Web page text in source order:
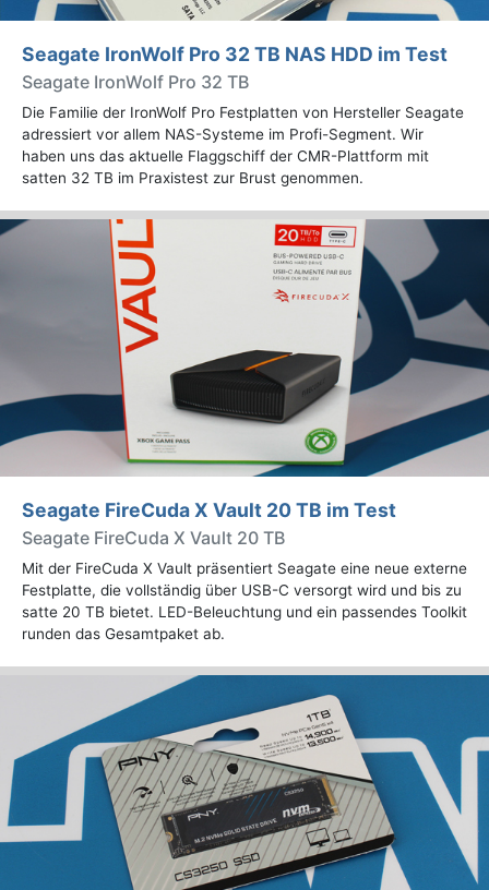
Seagate IronWolf Pro 32 TB NAS HDD im Test
Seagate IronWolf Pro 32 TB
Die Familie der IronWolf Pro Festplatten von Hersteller Seagate
adressiert vor allem NAS-Systeme im Profi-Segment. Wir
haben uns das aktuelle Flaggschiff der CMR-Plattform mit
satten 32 TB im Praxistest zur Brust genommen.
Seagate FireCuda X Vault 20 TB im Test
Seagate FireCuda X Vault 20 TB
Mit der FireCuda X Vault präsentiert Seagate eine neue externe
Festplatte, die vollständig über USB-C versorgt wird und bis zu
satte 20 TB bietet. LED-Beleuchtung und ein passendes Toolkit
runden das Gesamtpaket ab.